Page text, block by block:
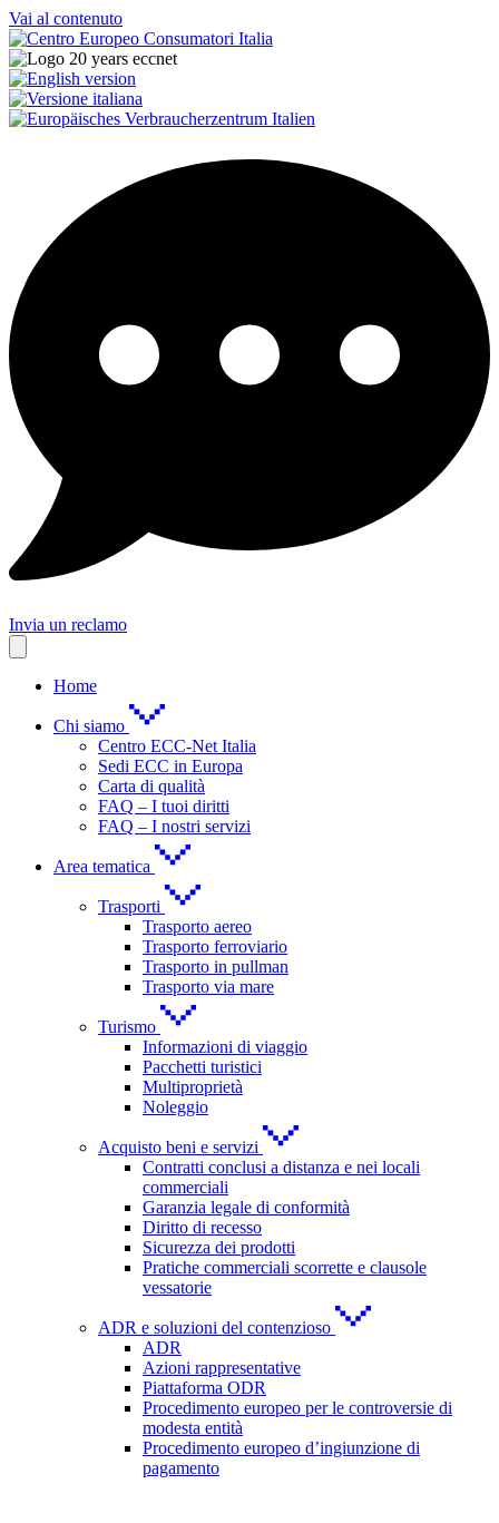
Vai al contenuto
Invia un reclamo
Home
Chi siamo
Centro ECC-Net Italia
Sedi ECC in Europa
Carta di qualità
FAQ – I tuoi diritti
FAQ – I nostri servizi
Area tematica
Trasporti
Trasporto aereo
Trasporto ferroviario
Trasporto in pullman
Trasporto via mare
Turismo
Informazioni di viaggio
Pacchetti turistici
Multiproprietà
Noleggio
Acquisto beni e servizi
Contratti conclusi a distanza e nei locali
commerciali
Garanzia legale di conformità
Diritto di recesso
Sicurezza dei prodotti
Pratiche commerciali scorrette e clausole
vessatorie
ADR e soluzioni del contenzioso
ADR
Azioni rappresentative
Piattaforma ODR
Procedimento europeo per le controversie di
modesta entità
Procedimento europeo d’ingiunzione di
pagamento